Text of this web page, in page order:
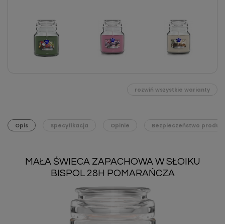
rozwiń wszystkie warianty
Opis Specyfikacja Opinie Bezpieczeństwo
MAŁA ŚWIECA ZAPACHOWA W SŁOIKU
BISPOL 28H POMARAŃCZA